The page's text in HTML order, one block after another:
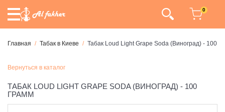
0
Главная Табак в Киеве Табак Loud Light Grape Soda (Виноград) - 100
Вернуться в каталог
ТАБАК LOUD LIGHT GRAPE SODA (ВИНОГРАД) - 100
ГРАММ